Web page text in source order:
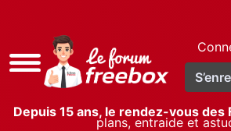
Accès
rapide
Depuis 15 ans, le rendez-vous des
plans, entraide et